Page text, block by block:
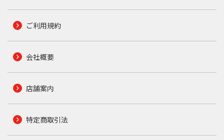
ご利用規約
会社概要
店舗案内
特定商取引法